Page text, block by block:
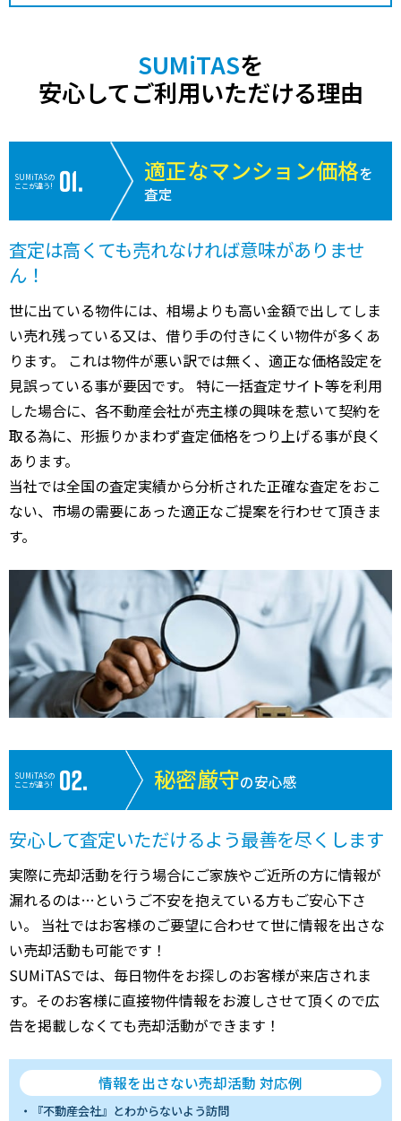
SUMiTASを
安心してご利用いただける理由
SUMiTASの
ここが違う!
適正なマンション価格を
査定
査定は高くても売れなければ意味がありませ
ん！
世に出ている物件には、相場よりも高い金額で出してしま
い売れ残っている又は、借り手の付きにくい物件が多くあ
ります。 これは物件が悪い訳では無く、適正な価格設定を
見誤っている事が要因です。 特に一括査定サイト等を利用
した場合に、各不動産会社が売主様の興味を惹いて契約を
取る為に、形振りかまわず査定価格をつり上げる事が良く
あります。
当社では全国の査定実績から分析された正確な査定をおこ
ない、市場の需要にあった適正なご提案を行わせて頂きま
す。
SUMiTASの
ここが違う!
秘密厳守の安心感
安心して査定いただけるよう最善を尽くします
実際に売却活動を行う場合にご家族やご近所の方に情報が
漏れるのは…というご不安を抱えている方もご安心下さ
い。 当社ではお客様のご要望に合わせて世に情報を出さな
い売却活動も可能です！
SUMiTASでは、毎日物件をお探しのお客様が来店されま
す。そのお客様に直接物件情報をお渡しさせて頂くので広
告を掲載しなくても売却活動ができます！
情報を出さない売却活動 対応例
『不動産会社』とわからないよう訪問